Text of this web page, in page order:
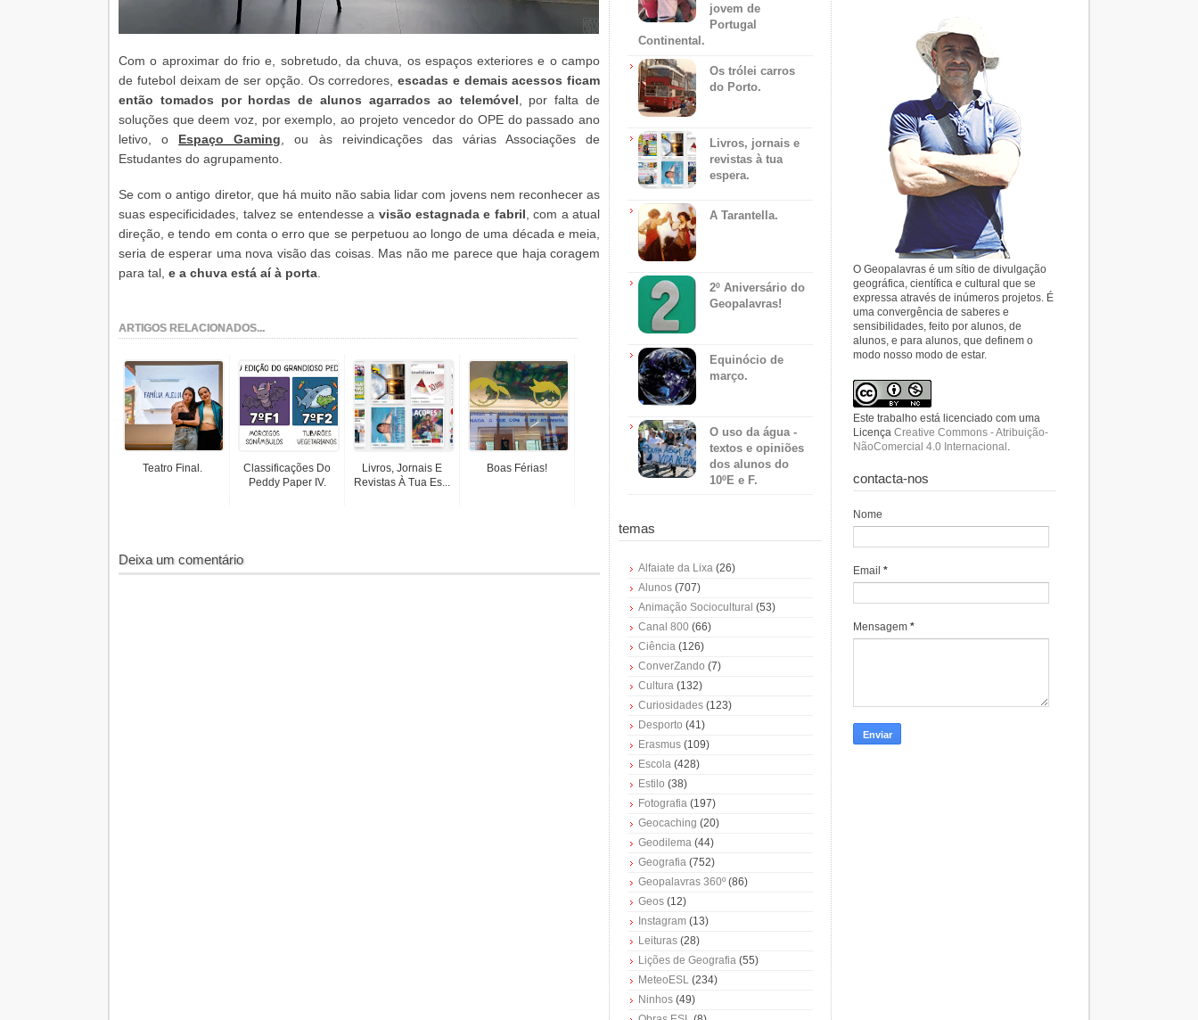
Com o aproximar do frio e, sobretudo, da chuva, os espaços exteriores e o campo
de futebol deixam de ser opção. Os corredores, escadas e demais acessos ficam
então tomados por hordas de alunos agarrados ao telemóvel , por falta de
soluções que deem voz, por exemplo, ao projeto vencedor do OPE do passado ano
letivo, o Espaço Gaming , ou às reivindicações das várias Associações de
Estudantes do agrupamento.
Se com o antigo diretor, que há muito não sabia lidar com jovens nem reconhecer as
suas especificidades, talvez se entendesse a visão estagnada e fabril , com a atual
direção, e tendo em conta o erro que se perpetuou ao longo de uma década e meia,
seria de esperar uma nova visão das coisas. Mas não me parece que haja coragem
para tal, e a chuva está aí à porta
ARTIGOS RELACIONADOS...
Teatro Final.
Classificações Do
Peddy Paper IV.
Livros, Jornais E
Revistas À Tua Es...
Boas Férias!
Deixa um comentário
jovem de
Portugal
Continental.
Os trólei carros
do Porto.
Livros, jornais e
revistas à tua
espera.
A Tarantella.
2º Aniversário do
Geopalavras!
Equinócio de
março.
O uso da água -
textos e opiniões
dos alunos do
10ºE e F.
temas
Alfaiate da Lixa (26)
Alunos (707)
Animação Sociocultural (53)
Canal 800 (66)
Ciência (126)
ConverZando (7)
Cultura (132)
Curiosidades (123)
Desporto (41)
Erasmus (109)
Escola (428)
Estilo (38)
Fotografia (197)
Geocaching (20)
Geodilema (44)
Geografia (752)
Geopalavras 360º (86)
Geos (12)
Instagram (13)
Leituras (28)
Lições de Geografia (55)
MeteoESL (234)
Ninhos (49)
O Geopalavras é um sítio de divulgação
geográfica, científica e cultural que se
expressa através de inúmeros projetos. É
uma convergência de saberes e
sensibilidades, feito por alunos, de
alunos, e para alunos, que definem o
modo nosso modo de estar.
Este trabalho está licenciado com uma
Licença Creative Commons - Atribuição-
NãoComercial 4.0 Internacional .
contacta-nos
Nome
Email *
Mensagem *